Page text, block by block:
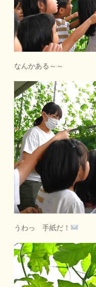
なんかある～～
うわっ 手紙だ！